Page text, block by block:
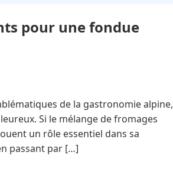
pour une fondue
de la gastronomie alpine,
Si le mélange de fromages
un rôle essentiel dans sa
passant par […]